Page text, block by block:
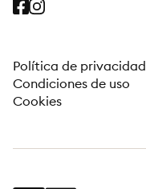
Política de privacidad
Condiciones de uso
Cookies